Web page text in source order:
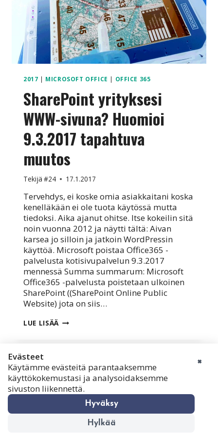
2017 | MICROSOFT OFFICE | OFFICE 365
SharePoint yrityksesi
WWW-sivuna? Huomioi
9.3.2017 tapahtuva
muutos
Tekijä #24 17.1.2017
Tervehdys, ei koske omia asiakkaitani koska
kenelläkään ei ole tuota käytössä mutta
tiedoksi. Aika ajanut ohitse. Itse kokeilin sitä
noin vuonna 2012 ja näytti tältä: Aivan
karsea jo silloin ja jatkoin WordPressin
käyttöä. Microsoft poistaa Office365 -
palvelusta kotisivupalvelun 9.3.2017
mennessä Summa summarum: Microsoft
Office365 -palvelusta poistetaan ulkoinen
SharePoint ((SharePoint Online Public
Website) jota on siis…
LUE LISÄÄ SHAREPOINT
9.3.2017
TAPAHTUVA
MUUTOS
evästekäytännöt
Markkinointitietojen rekisteri- ja
tietosuojaseloste
Käyttöehdot
What is DoAudit?
×
Evästeet
Käytämme evästeitä parantaaksemme
käyttökokemustasi ja analysoidaksemme
sivuston liikennettä.
Hyväksy
Hylkää